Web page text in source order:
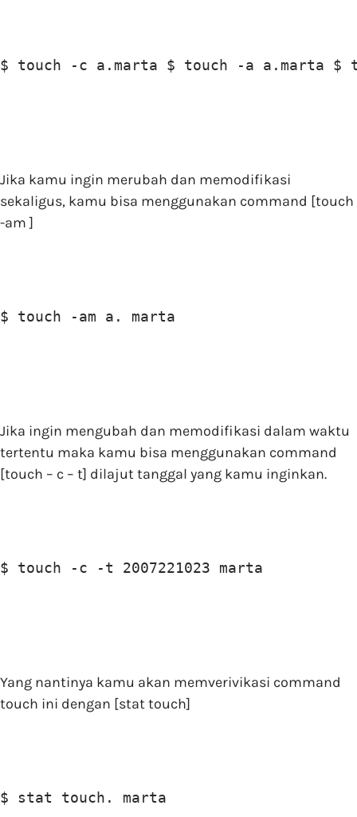
$ touch -c a.marta $ touch -a a.marta $
Jika kamu ingin merubah dan memodifikasi
sekaligus, kamu bisa menggunakan command [touch
-am ]
$ touch -am a. marta
Jika ingin mengubah dan memodifikasi dalam waktu
tertentu maka kamu bisa menggunakan command
[touch – c – t] dilajut tanggal yang kamu inginkan.
$ touch -c -t 2007221023 marta
Yang nantinya kamu akan memverivikasi command
touch ini dengan [stat touch]
$ stat touch. marta